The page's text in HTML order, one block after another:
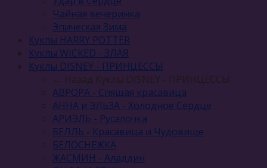
Чайная вечеринка
Эпическая Зима
Куклы HARRY POTTER
Куклы WICKED - ЗЛАЯ
Куклы DISNEY - ПРИНЦЕССЫ
← Назад Куклы DISNEY - ПРИНЦЕССЫ
АВРОРА - Спящая красавица
АННА и ЭЛЬЗА - Холодное Сердце
АРИЭЛЬ - Русалочка
БЕЛЛЬ - Красавица и Чудовище
БЕЛОСНЕЖКА
ЖАСМИН - Аладдин